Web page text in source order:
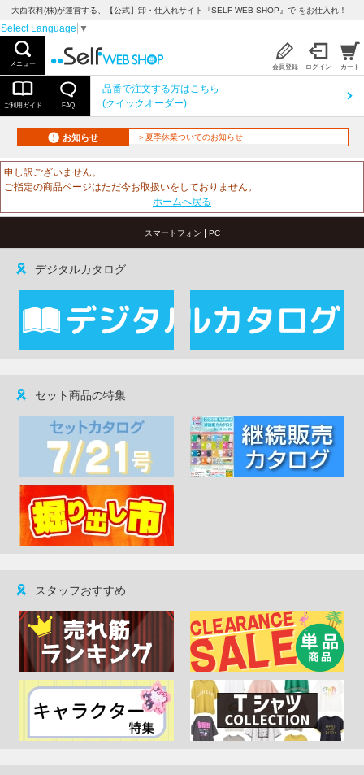
大西衣料(株)が運営する、【公式】卸・仕入れサイト『SELF WEB SHOP』で をお仕入れ！
Select Language ▼
メニュー 会員登録 ログイン カート
ご利用ガイド FAQ
品番で注文する方はこちら
(クイックオーダー)
お知らせ ＞夏季休業ついてのお知らせ
申し訳ございません。
ご指定の商品ページはただ今お取扱いをしておりません。
ホームへ戻る
スマートフォン | PC
デジタルカタログ
セット商品の特集
スタッフおすすめ